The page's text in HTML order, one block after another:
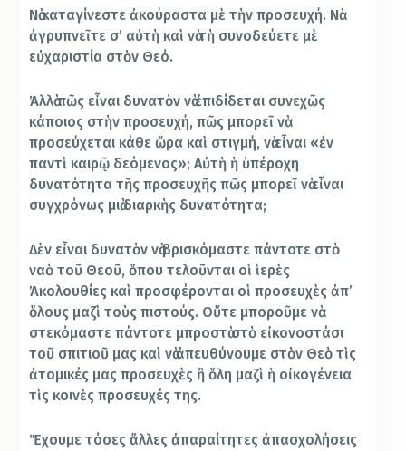
Νὰ καταγίνεστε ἀκούραστα μὲ τὴν προσευχή. Νὰ
ἀγρυπνεῖτε σ’ αὐτὴ καὶ νὰ τὴ συνοδεύετε μὲ
εὐχαριστία στὸν Θεό.
Ἀλλὰ πῶς εἶναι δυνατὸν νὰ ἐπιδίδεται συνεχῶς
κάποιος στὴν προσευχή, πῶς μπορεῖ νὰ
προσεύχεται κάθε ὥρα καὶ στιγμή, νὰ εἶναι «ἐν
παντὶ καιρῷ δεόμενος»; Αὐτὴ ἡ ὑπέροχη
δυνατότητα τῆς προσευχῆς πῶς μπορεῖ νὰ εἶναι
συγχρόνως μιὰ διαρκὴς δυνατότητα;
Δὲν εἶναι δυνατὸν νὰ βρισκόμαστε πάντοτε στὸ
ναὸ τοῦ Θεοῦ, ὅπου τελοῦνται οἱ ἱερὲς
Ἀκολουθίες καὶ προσφέρονται οἱ προσευχὲς ἀπ’
ὅλους μαζὶ τοὺς πιστούς. Οὔτε μποροῦμε νὰ
στεκόμαστε πάντοτε μπροστὰ στὸ εἰκονοστάσι
τοῦ σπιτιοῦ μας καὶ νὰ ἀπευθύνουμε στὸν Θεὸ τὶς
ἀτομικές μας προσευχὲς ἢ ὅλη μαζὶ ἡ οἰκογένεια
τὶς κοινὲς προσευχές της.
Ἔχουμε τόσες ἄλλες ἀπαραίτητες ἀπασχολήσεις